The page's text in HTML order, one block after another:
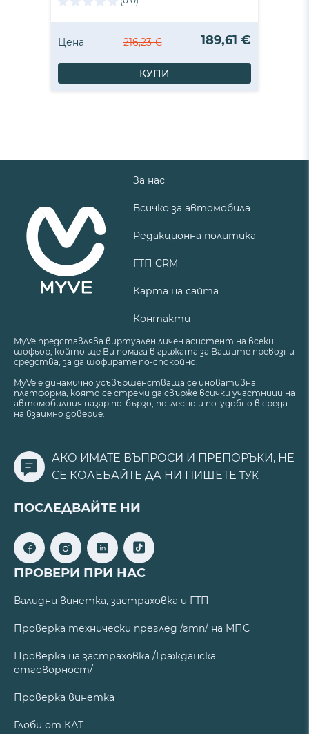
Цена 216,23 € 189,61 €
КУПИ
За нас
Всичко за автомобила
Редакционна политика
ГТП CRM
Карта на сайта
Контакти
MyVe представлява виртуален личен асистент на всеки
шофьор, който ще Ви помага в грижата за Вашите превозни
средства, за да шофирате по-спокойно.
MyVe е динамично усъвършенстваща се иновативна
платформа, която се стреми да свърже всички участници на
автомобилния пазар по-бързо, по-лесно и по-удобно в среда
на взаимно доверие.
АКО ИМАТЕ ВЪПРОСИ И ПРЕПОРЪКИ, НЕ
СЕ КОЛЕБАЙТЕ ДА НИ ПИШЕТЕ ТУК
ПОСЛЕДВАЙТЕ НИ
ПРОВЕРИ ПРИ НАС
Валидни винетка, застраховка и ГТП
Проверка технически преглед /гтп/ на МПС
Проверка на застраховка /Гражданска
отговорност/
Проверка винетка
Глоби от КАТ